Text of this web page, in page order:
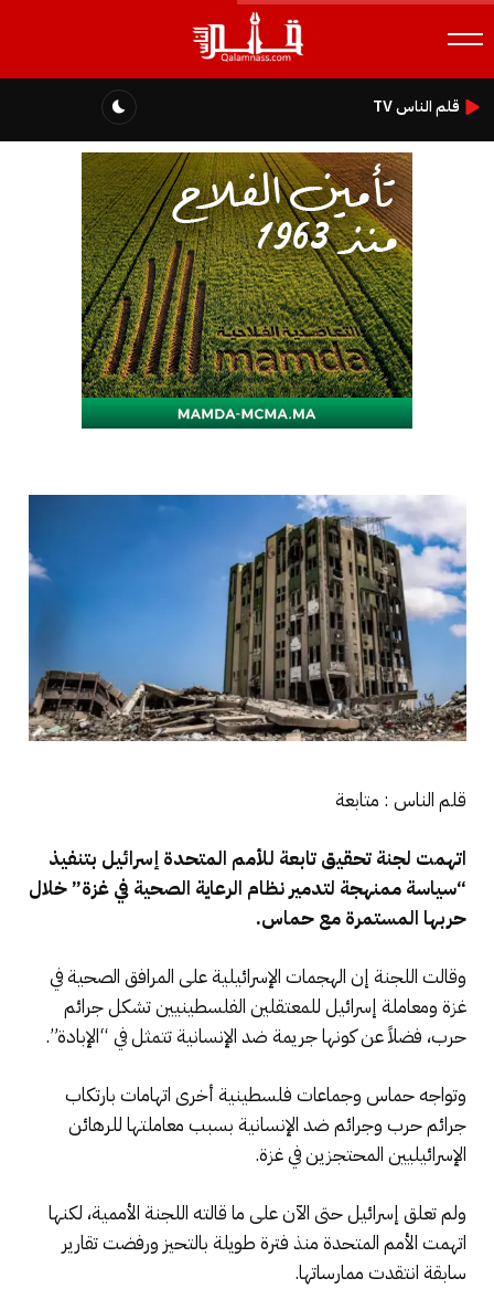
قلم الناس TV
قلم الناس : متابعة
اتهمت لجنة تحقيق تابعة للأمم المتحدة إسرائيل بتنفيذ
“سياسة ممنهجة لتدمير نظام الرعاية الصحية في غزة” خلال
حربها المستمرة مع حماس.
وقالت اللجنة إن الهجمات الإسرائيلية على المرافق الصحية في
غزة ومعاملة إسرائيل للمعتقلين الفلسطينيين تشكل جرائم
حرب، فضلاً عن كونها جريمة ضد الإنسانية تتمثل في “الإبادة”.
وتواجه حماس وجماعات فلسطينية أخرى اتهامات بارتكاب
جرائم حرب وجرائم ضد الإنسانية بسبب معاملتها للرهائن
الإسرائيليين المحتجزين في غزة.
ولم تعلق إسرائيل حتى الآن على ما قالته اللجنة الأممية، لكنها
اتهمت الأمم المتحدة منذ فترة طويلة بالتحيز ورفضت تقارير
سابقة انتقدت ممارساتها.